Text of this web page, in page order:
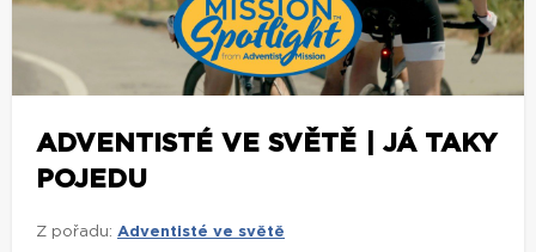
ADVENTISTÉ VE SVĚTĚ | JÁ TAKY
POJEDU
Z pořadu: Adventisté ve světě